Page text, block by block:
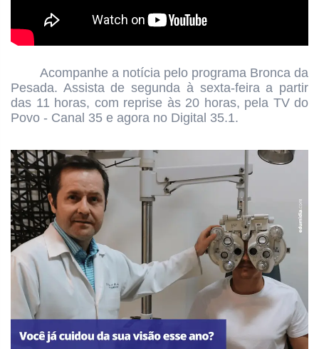
Acompanhe a notícia pelo programa Bronca da
Pesada. Assista de segunda à sexta-feira a partir
das 11 horas, com reprise às 20 horas, pela TV do
Povo - Canal 35 e agora no Digital 35.1.